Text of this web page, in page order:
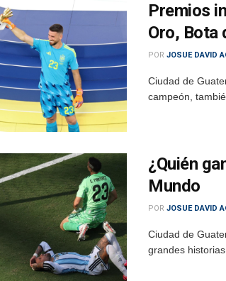
Premios
Oro, Bota
POR JOSUE DAVID
Ciudad de
campeón,
¿Quién
Mundo
POR JOSUE DAVID
Ciudad de
grandes